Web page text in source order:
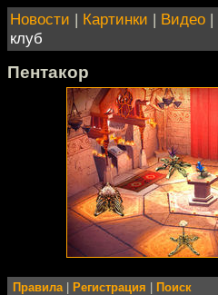
Новости | Картинки | Видео |
клуб
Пентакор
Правила Регистрация Поиск